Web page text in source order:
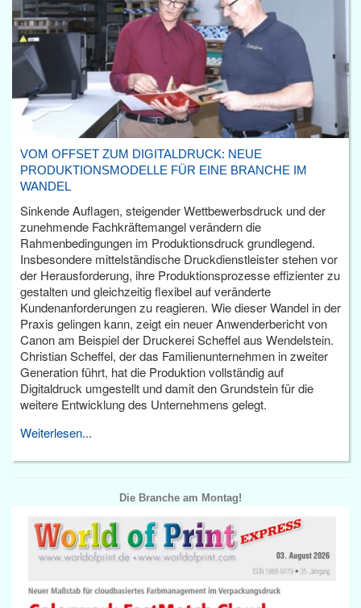
VOM OFFSET ZUM DIGITALDRUCK: NEUE
PRODUKTIONSMODELLE FÜR EINE BRANCHE IM
WANDEL
Sinkende Auflagen, steigender Wettbewerbsdruck und der
zunehmende Fachkräftemangel verändern die
Rahmenbedingungen im Produktionsdruck grundlegend.
Insbesondere mittelständische Druckdienstleister stehen vor
der Herausforderung, ihre Produktionsprozesse effizienter zu
gestalten und gleichzeitig flexibel auf veränderte
Kundenanforderungen zu reagieren. Wie dieser Wandel in der
Praxis gelingen kann, zeigt ein neuer Anwenderbericht von
Canon am Beispiel der Druckerei Scheffel aus Wendelstein.
Christian Scheffel, der das Familienunternehmen in zweiter
Generation führt, hat die Produktion vollständig auf
Digitaldruck umgestellt und damit den Grundstein für die
weitere Entwicklung des Unternehmens gelegt.
Weiterlesen...
Die Branche am Montag!